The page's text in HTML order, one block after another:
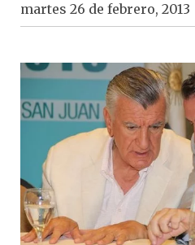
martes 26 de febrero, 2013